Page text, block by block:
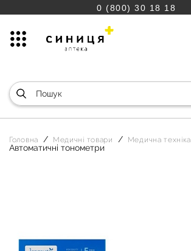
0 (800) 30 18 18
Головна Медичні товари Медична техніка
Автоматичні тонометри